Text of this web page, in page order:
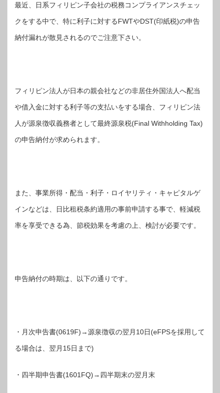
最近、日系フィリピン子会社の税務コンプライアンスチェッ
クをする中で、特に利子に対するFWTやDST(印紙税)の申告
納付漏れが散見されるのでご注意下さい。
フィリピン法人が日本の親会社などの非居住外国法人へ配当
や借入金に対する利子等の支払いをする場合、フィリピン法
人が源泉徴収義務者として最終源泉税(Final Withholding Tax)
の申告納付が求められます。
また、事業所得・配当・利子・ロイヤリティ・キャピタルゲ
インなどは、日比租税条約適用の事前申請する事で、軽減税
率を享受できる為、節税効果を考慮の上、検討が必要です。
申告納付の時期は、以下の通りです。
・月次申告書(0619F)→源泉徴収の翌月10日(eFPSを採用して
る場合は、翌月15日まで)
・四半期申告書(1601FQ)→四半期末の翌月末